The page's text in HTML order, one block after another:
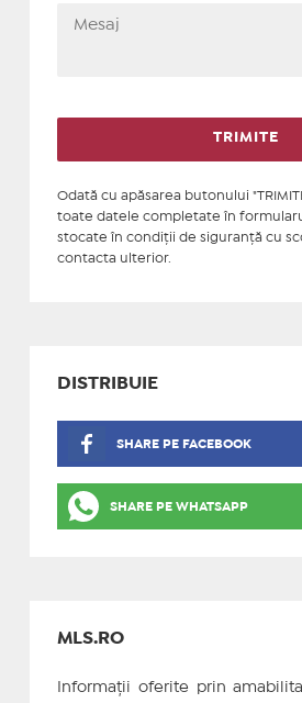
Odată cu apăsarea butonului
toate datele completate în
stocate în condiţii de siguranţă cu
contacta ulterior.
DISTRIBUIE
SHARE PE FACEBOOK
SHARE PE WHATSAPP
MLS.RO
Informații oferite prin